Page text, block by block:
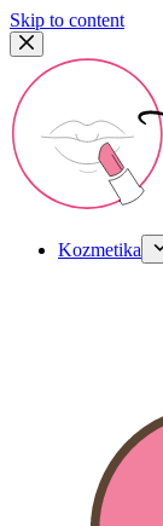
Skip to content
Kozmetika